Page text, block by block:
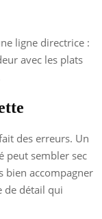
ligne directrice :
avec les plats
des erreurs. Un
peut sembler sec
bien accompagner
de détail qui